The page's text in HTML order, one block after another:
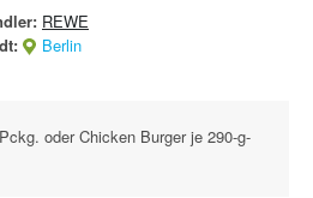
REWE
Berlin
oder Chicken Burger je 290-g-